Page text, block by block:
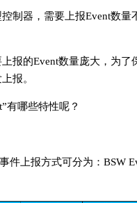
制器，需要上报Event数量
报的Event数量庞大，为了
报。
有哪些特性呢？
件上报方式可分为：BSW